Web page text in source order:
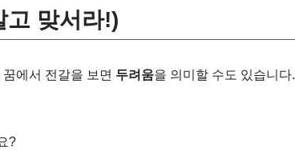
고 맞서라!)
에서 전갈을 보면 두려움을 의미할 수도 있습니다.
?